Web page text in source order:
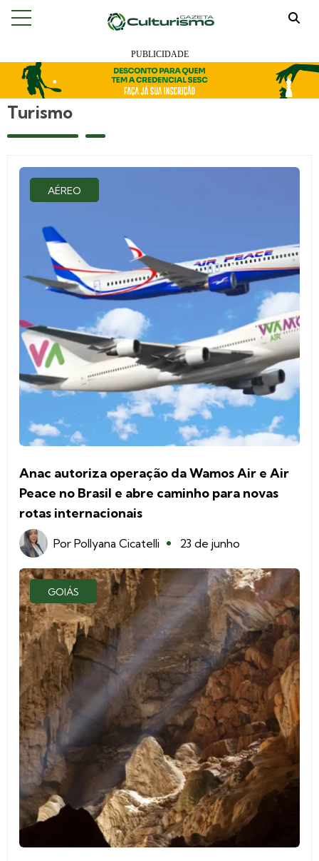
Turismo
AÉREO
Anac autoriza operação da Wamos Air e Air
Peace no Brasil e abre caminho para novas
rotas internacionais
Por Pollyana Cicatelli 23 de junho
GOIÁS